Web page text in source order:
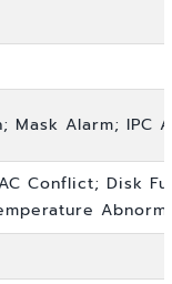
Mask Alarm; IPC
Conflict; Disk